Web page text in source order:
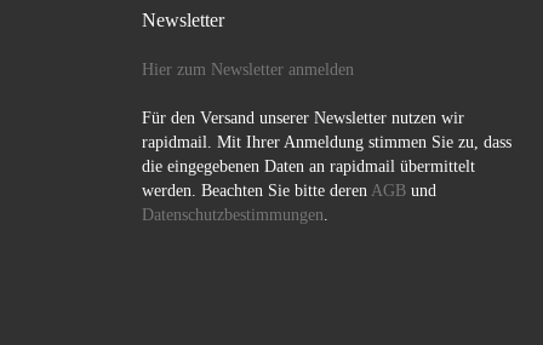
Newsletter
Hier zum Newsletter anmelden
Für den Versand unserer Newsletter nutzen wir
rapidmail. Mit Ihrer Anmeldung stimmen Sie zu, dass
die eingegebenen Daten an rapidmail übermittelt
werden. Beachten Sie bitte deren AGB und
Datenschutzbestimmungen